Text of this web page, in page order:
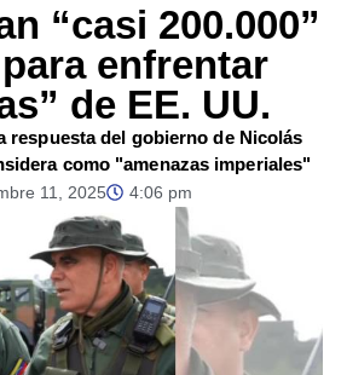
“casi 200.000”
enfrentar
de EE. UU.
respuesta del gobierno de Nicolás
como "amenazas imperiales"
11, 2025 4:06 pm